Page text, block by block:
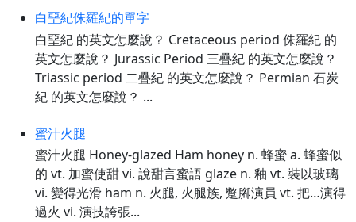
白堊紀侏羅紀的單字
白堊紀 的英文怎麼說？ Cretaceous period 侏羅紀 的
英文怎麼說？ Jurassic Period 三疊紀 的英文怎麼說？
Triassic period 二疊紀 的英文怎麼說？ Permian 石炭
紀 的英文怎麼說？ ...
蜜汁火腿
蜜汁火腿 Honey-glazed Ham honey n. 蜂蜜 a. 蜂蜜似
的 vt. 加蜜使甜 vi. 說甜言蜜語 glaze n. 釉 vt. 裝以玻璃
vi. 變得光滑 ham n. 火腿, 火腿族, 蹩腳演員 vt. 把…演得
過火 vi. 演技誇張...